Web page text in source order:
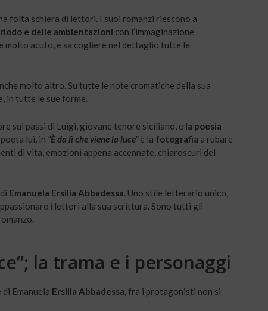
folta schiera di lettori. I suoi romanzi riescono a
e delle ambientazioni con l’immaginazione
molto acuto, e sa cogliere nel dettaglio tutte le
molto altro. Su tutte le note cromatiche della sua
, in tutte le sue forme.
sui passi di Luigi, giovane tenore siciliano, e la poesia
lui, in “È da lì che viene la luce”è la fotografia a rubare
di vita, emozioni appena accennate, chiaroscuri del
Emanuela Ersilia Abbadessa. Uno stile letterario unico,
i lettori alla sua scrittura. Sono tutti gli
la trama e i personaggi
Emanuela Ersilia Abbadessa,fra i protagonisti non si